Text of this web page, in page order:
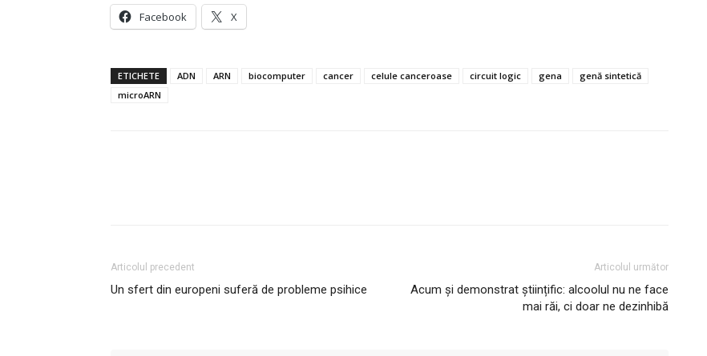
Facebook X
ETICHETE ADN ARN biocomputer cancer celule canceroase circuit logic gena
genă sintetică
microARN
Articolul precedent
Un sfert din europeni suferă de probleme psihice
Articolul următor
Acum și demonstrat științific: alcoolul nu ne face
mai răi, ci doar ne dezinhibă